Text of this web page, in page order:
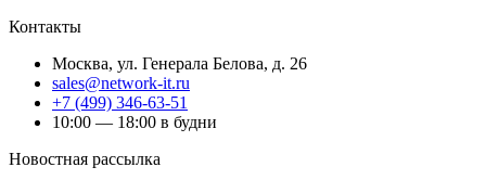
Контакты
Москва, ул. Генерала Белова, д. 26
sales@network-it.ru
+7 (499) 346-63-51
10:00 — 18:00 в будни
Новостная рассылка